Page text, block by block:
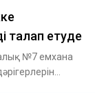
талап етуде
№7 емхана